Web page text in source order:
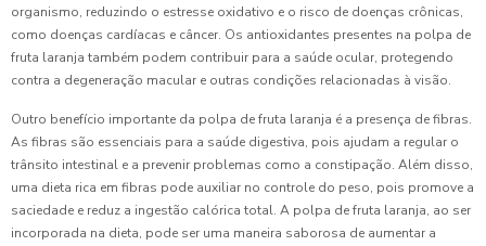
organismo, reduzindo o estresse oxidativo e o risco de doenças crônicas,
como doenças cardíacas e câncer. Os antioxidantes presentes na polpa de
fruta laranja também podem contribuir para a saúde ocular, protegendo
contra a degeneração macular e outras condições relacionadas à visão.
Outro benefício importante da polpa de fruta laranja é a presença de fibras.
As fibras são essenciais para a saúde digestiva, pois ajudam a regular o
trânsito intestinal e a prevenir problemas como a constipação. Além disso,
uma dieta rica em fibras pode auxiliar no controle do peso, pois promove a
saciedade e reduz a ingestão calórica total. A polpa de fruta laranja, ao ser
incorporada na dieta, pode ser uma maneira saborosa de aumentar a